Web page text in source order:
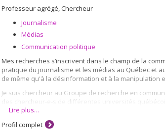
Professeur agrégé, Chercheur
Journalisme
Médias
Communication politique
Mes recherches s’inscrivent dans le champ de la
pratique du journalisme et les médias au Québec et
de même qu'à la désinformation et à la manipulation
Je suis chercheur au Groupe de recherche en
des chercheur-e-s de différentes universités
maîtrise, au doctorat et au post-doctorat dont les
d'études sur la paix et la sécurité internationale (CEPSI -
internationales (CÉRIUM -
Lire plus…
Profil complet